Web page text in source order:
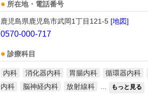
所在地・電話番号
鹿児島県鹿児島市武岡1丁目121-5 [地図]
0570-000-717
診療科目
内科 消化器内科 胃腸内科 循環器内科
内科
脳神経内科 放射線科 もっと見る